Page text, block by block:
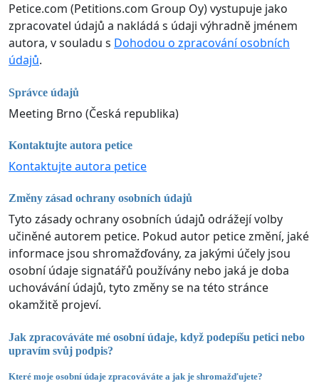
Petice.com (Petitions.com Group Oy) vystupuje jako
zpracovatel údajů a nakládá s údaji výhradně jménem
autora, v souladu s Dohodou o zpracování osobních
údajů.
Správce údajů
Meeting Brno (Česká republika)
Kontaktujte autora petice
Kontaktujte autora petice
Změny zásad ochrany osobních údajů
Tyto zásady ochrany osobních údajů odrážejí volby
učiněné autorem petice. Pokud autor petice změní, jaké
informace jsou shromažďovány, za jakými účely jsou
osobní údaje signatářů používány nebo jaká je doba
uchovávání údajů, tyto změny se na této stránce
okamžitě projeví.
Jak zpracováváte mé osobní údaje, když podepíšu petici nebo
upravím svůj podpis?
Které moje osobní údaje zpracováváte a jak je shromažďujete?